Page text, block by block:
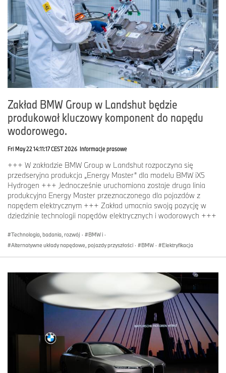
Zakład BMW Group w Landshut będzie
produkował kluczowy komponent do napędu
wodorowego.
Fri May 22 14:11:17 CEST 2026 Informacje prasowe
+++ W zakładzie BMW Group w Landshut rozpoczyna się
przedseryjna produkcja „Energy Master” dla modelu BMW iX5
Hydrogen +++ Jednocześnie uruchomiona zostaje druga linia
produkcyjna Energy Master przeznaczonego dla pojazdów z
napędem elektrycznym +++ Zakład umacnia swoją pozycję w
dziedzinie technologii napędów elektrycznych i wodorowych +++
Technologia, badania, rozwój · BMW i ·
Alternatywne układy napędowe, pojazdy przyszłości · BMW · Elektryfikacja